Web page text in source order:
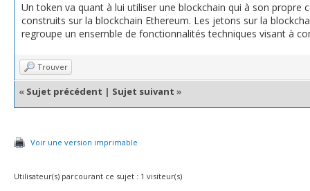
Un token va quant à lui utiliser une blockchain qui à son propre
construits sur la blockchain Ethereum. Les jetons sur la
regroupe un ensemble de fonctionnalités techniques visant à
Trouver
« Sujet précédent | Sujet suivant »
Voir une version imprimable
Utilisateur(s) parcourant ce sujet : 1 visiteur(s)